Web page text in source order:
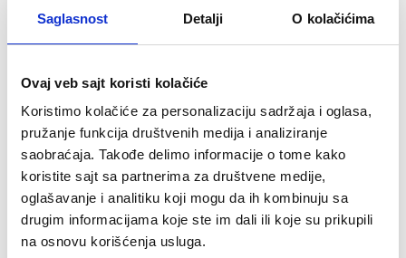
Saglasnost Detalji O kolačićima
Ovaj veb sajt koristi kolačiće
Koristimo kolačiće za personalizaciju sadržaja i oglasa,
pružanje funkcija društvenih medija i analiziranje
saobraćaja. Takođe delimo informacije o tome kako
koristite sajt sa partnerima za društvene medije,
oglašavanje i analitiku koji mogu da ih kombinuju sa
drugim informacijama koje ste im dali ili koje su prikupili
na osnovu korišćenja usluga.
RASPRODATO RASPRODATO